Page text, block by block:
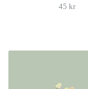
45 kr